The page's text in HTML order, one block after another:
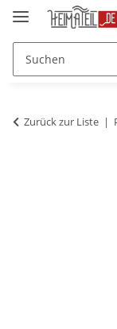
Zurück zur Liste